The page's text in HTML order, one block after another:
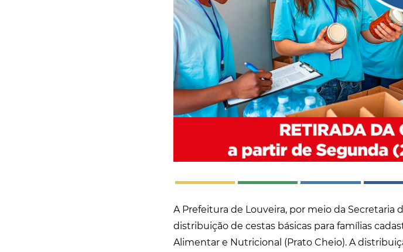
A Prefeitura de Louveira, por meio da Secretaria
distribuição de cestas básicas para famílias
Alimentar e Nutricional (Prato Cheio). A